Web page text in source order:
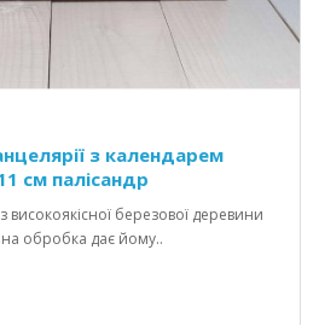
з календарем
см палісандр
березової деревини
обробка дає йому..